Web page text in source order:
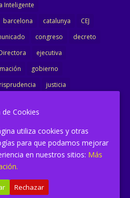
Inteligente
barcelona catalunya
CEJ
congreso
decreto
ejecutiva
gobierno
justicia
Ministro de Justicia
Portavoz
reforma
retribuciones
reunión
sindicato
Transcripciones
de Cookies
utiliza cookies y otras
para que podamos mejorar
en nuestros sitios: Más
Rechazar